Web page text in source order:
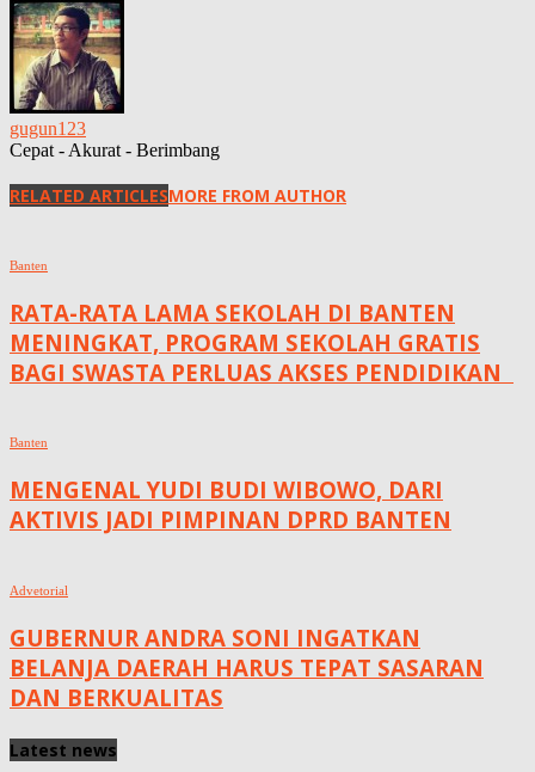
gugun123
Cepat - Akurat - Berimbang
RELATED ARTICLESMORE FROM AUTHOR
Banten
RATA-RATA LAMA SEKOLAH DI BANTEN
MENINGKAT, ‎PROGRAM SEKOLAH GRATIS
BAGI SWASTA PERLUAS AKSES PENDIDIKAN ‎ ‎
Banten
MENGENAL YUDI BUDI WIBOWO, DARI
AKTIVIS JADI PIMPINAN DPRD BANTEN
Advetorial
GUBERNUR ANDRA SONI INGATKAN
BELANJA DAERAH HARUS TEPAT SASARAN
DAN BERKUALITAS
Latest news